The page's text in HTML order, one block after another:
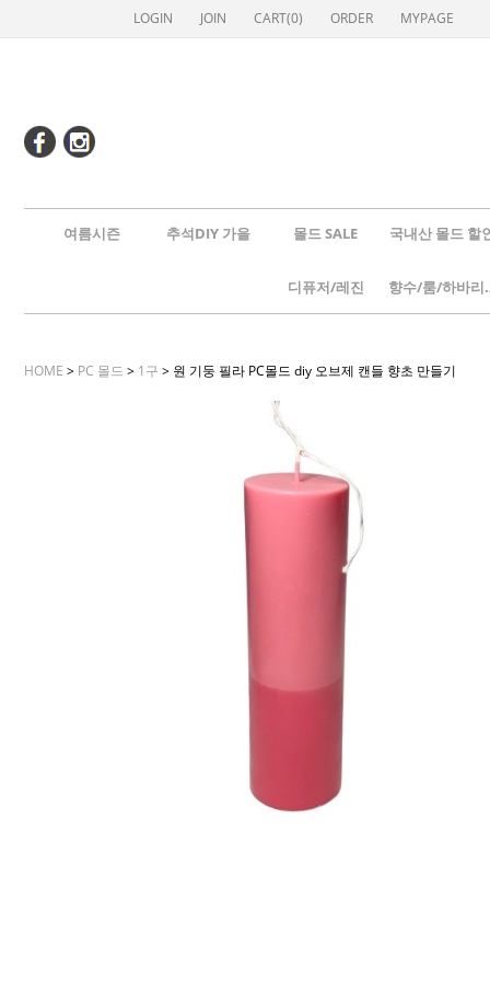
LOGIN JOIN CART(0) ORDER MYPAGE
여름시즌 추석DIY 가을 몰드 SALE 국내산 몰드 할
디퓨저/레진 향
HOME > PC 몰드 > 1구 > 원 기둥 필라 PC몰드 diy 오브제 캔들 향초 만들기